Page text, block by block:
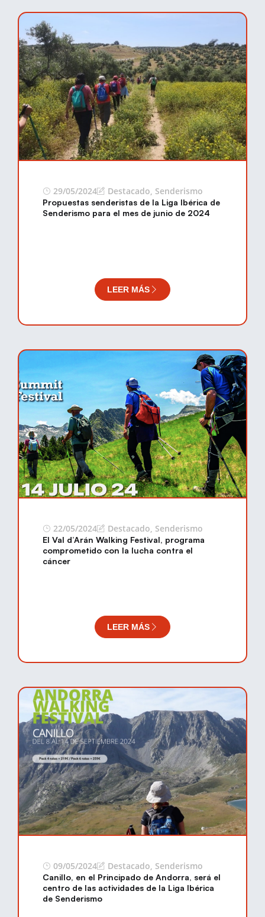
29/05/2024 Destacado, Senderismo
Propuestas senderistas de la Liga Ibérica de
Senderismo para el mes de junio de 2024
LEER MÁS
22/05/2024 Destacado, Senderismo
El Val d’Arán Walking Festival, programa
comprometido con la lucha contra el
cáncer
LEER MÁS
09/05/2024 Destacado, Senderismo
Canillo, en el Principado de Andorra, será el
centro de las actividades de la Liga Ibérica
de Senderismo